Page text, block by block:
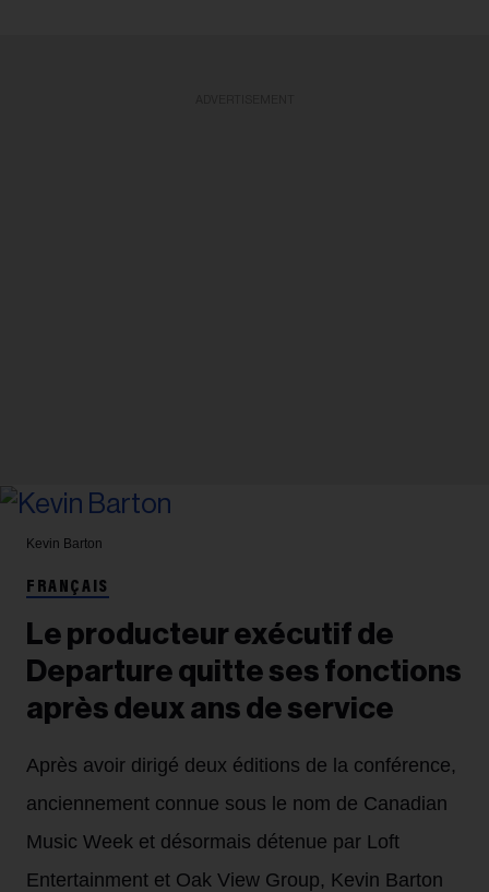
Kevin Barton
FRANÇAIS
Le producteur exécutif de
Departure quitte ses fonctions
après deux ans de service
Après avoir dirigé deux éditions de la conférence,
anciennement connue sous le nom de Canadian
Music Week et désormais détenue par Loft
Entertainment et Oak View Group, Kevin Barton